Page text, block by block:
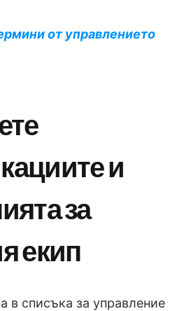
от управлението
и
за
екип
в списъка за управление